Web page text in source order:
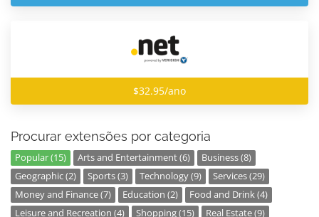
$32.95/ano
Procurar extensões por categoria
Popular (15) Arts and Entertainment (6)
Business (8)
Geographic (2)
Sports (3) Technology (9)
Services (29)
Money and Finance (7)
Education (2)
Food and Drink (4)
Leisure and Recreation (4)
Shopping (15)
Real Estate (9)